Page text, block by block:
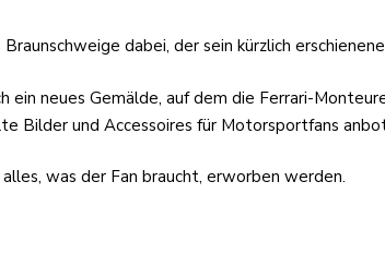
dabei, der sein kürzlich
neues Gemälde, auf dem die Ferrari-
Bilder und Accessoires für Motorsportfans
was der Fan braucht, erworben werden.